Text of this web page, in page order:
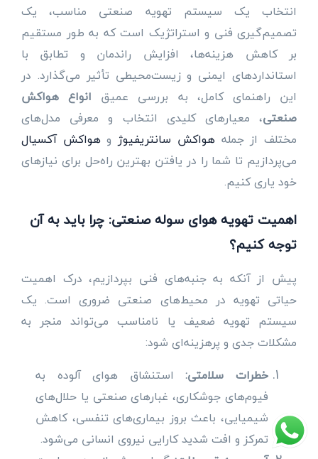
انتخاب یک سیستم تهویه صنعتی مناسب، یک
تصمیم‌گیری فنی و استراتژیک است که به طور مستقیم
بر کاهش هزینه‌ها، افزایش راندمان و تطابق با
استانداردهای ایمنی و زیست‌محیطی تأثیر می‌گذارد. در
این راهنمای کامل، به بررسی عمیق انواع هواکش
صنعتی، معیارهای کلیدی انتخاب و معرفی مدل‌های
مختلف از جملههواکش سانتریفیوژ وهواکش آکسیال
می‌پردازیم تا شما را در یافتن بهترین راه‌حل برای نیازهای
خود یاری کنیم.
اهمیت تهویه هوای سوله صنعتی: چرا باید به آن
توجه کنیم؟
پیش از آنکه به جنبه‌های فنی بپردازیم، درک اهمیت
حیاتی تهویه در محیط‌های صنعتی ضروری است. یک
سیستم تهویه ضعیف یا نامناسب می‌تواند منجر به
مشکلات جدی و پرهزینه‌ای شود:
خطرات سلامتی:استنشاق هوای آلوده به
فیوم‌های جوشکاری، غبارهای صنعتی یا حلال‌های
شیمیایی، باعث بروز بیماری‌های تنفسی، کاهش
تمرکز و افت شدید کارایی نیروی انسانی می‌شود.